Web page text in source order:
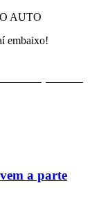
AUTO
embaixo!
a parte